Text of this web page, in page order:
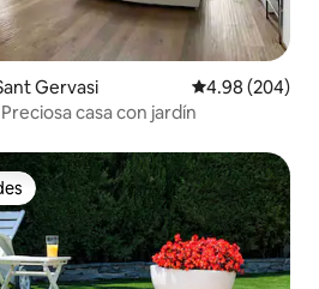
Gervasi Calificación
4.98 (204)
casa con jardín